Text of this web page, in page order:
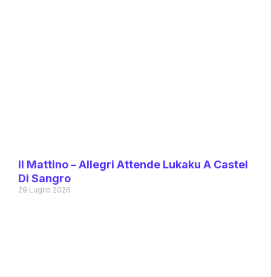
Il Mattino – Allegri Attende Lukaku A Castel
Di Sangro
29 Luglio 2026